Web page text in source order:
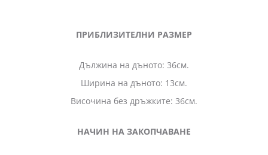
ПРИБЛИЗИТЕЛНИ РАЗМЕР
Дължина на дъното: 36см.
Ширина на дъното: 13см.
Височина без дръжките: 36см.
НАЧИН НА ЗАКОПЧАВАНЕ